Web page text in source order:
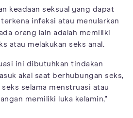
keadaan seksual yang dapat
infeksi atau menularkan
orang lain adalah memiliki
atau melakukan seks anal.
ini dibutuhkan tindakan
akal saat berhubungan seks,
selama menstruasi atau
memiliki luka kelamin,"